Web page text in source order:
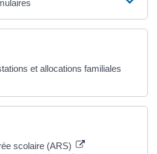
et allocations familiales
scolaire (ARS)